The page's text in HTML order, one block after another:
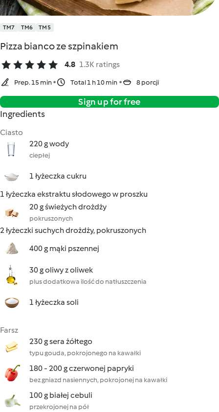
TM7 TM6 TM5
Pizza bianco ze szpinakiem
4.8 1.3K ratings
Prep. 15 min Total 1 h 10 min 8 porcji
Sign up for free
Ingredients
Ciasto
220 g wody
ciepłej
1 łyżeczka cukru
1 łyżeczka ekstraktu słodowego w proszku
20 g świeżych drożdży
pokruszonych
2 łyżeczki suchych drożdży, pokruszonych
400 g mąki pszennej
30 g oliwy z oliwek
plus dodatkowa ilość do natłuszczenia
1 łyżeczka soli
Farsz
230 g sera żółtego
typu gouda, pokrojonego na kawałki
180 - 200 g czerwonej papryki
bez gniazd nasiennych, pokrojonej na kawałki
100 g białej cebuli
przekrojonej na pół